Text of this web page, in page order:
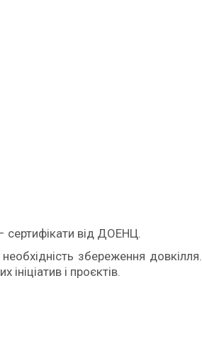
сертифікати від ДОЕНЦ.
збереження довкілля.
і проєктів.